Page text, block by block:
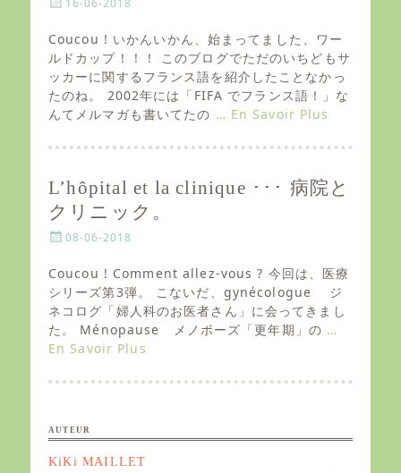
s
e
d
o
n
16-06-2018
Coucou ! いかんいかん、始まってました、ワー
ルドカップ！！！ このブログでただのいちどもサ
ッカーに関するフランス語を紹介したことなかっ
たのね。 2002年には「FIFA でフランス語！」な
んてメルマガも書いてたの … En Savoir Plus
L’hôpital et la clinique ･･･ 病院と
クリニック。
P
s
t
e
d
o
n
08-06-2018
Coucou ! Comment allez-vous ? 今回は、医療
シリーズ第3弾。 こないだ、gynécologue ジ
ネコログ「婦人科のお医者さん」に会ってきまし
た。 Ménopause メノポーズ「更年期」の …
En Savoir Plus
AUTEUR
KiKi MAILLET